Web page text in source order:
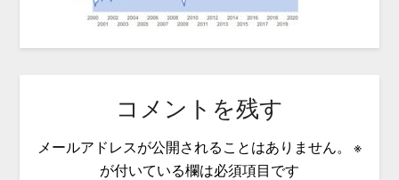
コメントを残す
メールアドレスが公開されることはありません。
※
が付いている欄は必須項目です